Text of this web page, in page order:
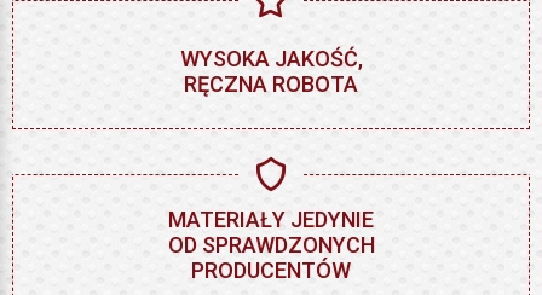
WYSOKA JAKOŚĆ,
RĘCZNA ROBOTA
MATERIAŁY JEDYNIE
OD SPRAWDZONYCH
PRODUCENTÓW